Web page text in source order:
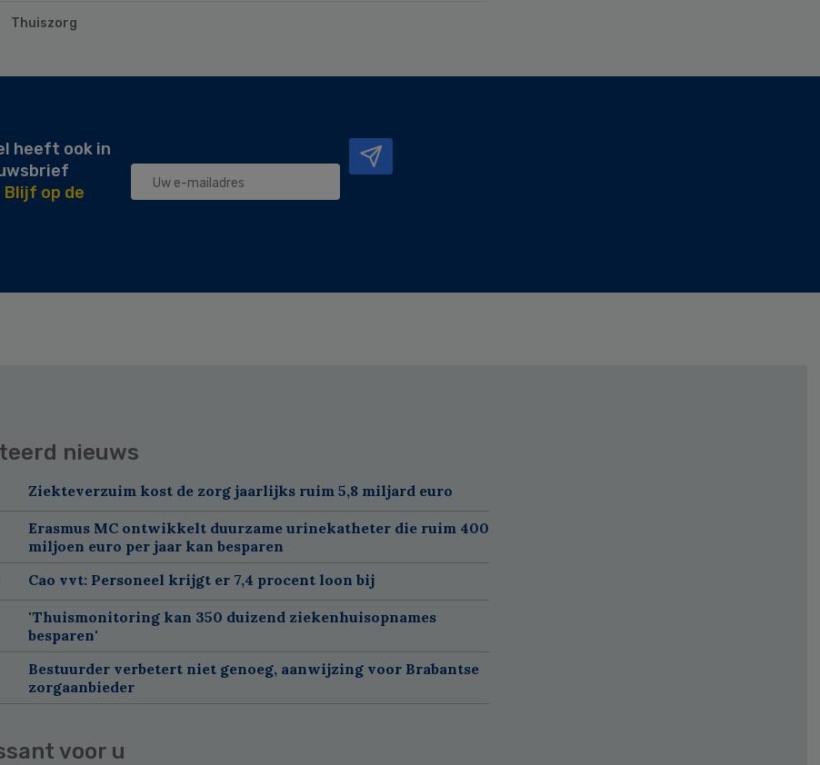
Thuiszorg
heeft ook in
Blijf op de
nieuws
Ziekteverzuim kost de zorg jaarlijks ruim 5,8 miljard euro
Erasmus MC ontwikkelt duurzame urinekatheter die ruim 400
miljoen euro per jaar kan besparen
Cao vvt: Personeel krijgt er 7,4 procent loon bij
'Thuismonitoring kan 350 duizend ziekenhuisopnames
besparen'
Bestuurder verbetert niet genoeg, aanwijzing voor Brabantse
zorgaanbieder
voor u